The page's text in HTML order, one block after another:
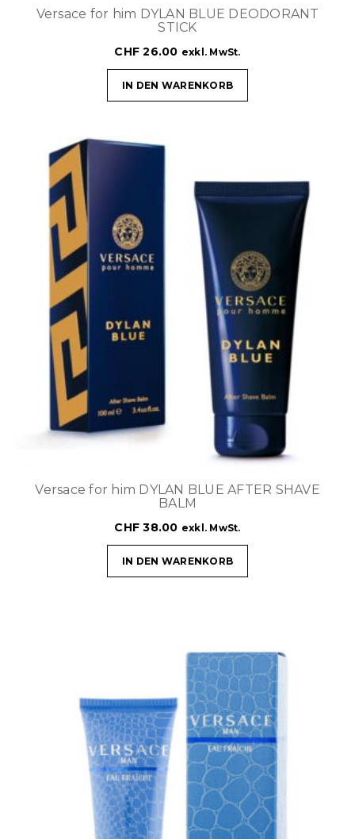
Versace for him DYLAN BLUE DEODORANT
STICK
CHF 26.00 exkl. MwSt.
IN DEN WARENKORB
Versace for him DYLAN BLUE AFTER SHAVE
BALM
CHF 38.00 exkl. MwSt.
IN DEN WARENKORB